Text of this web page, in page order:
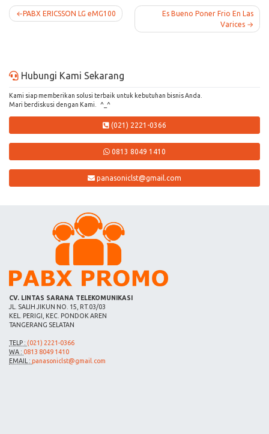
PostPABX ERICSSON LG eMG100
Es Bueno Poner Frio En Las
Varices
Hubungi Kami Sekarang
Kami siap memberikan solusi terbaik untuk kebutuhan bisnis Anda.
Mari berdiskusi dengan Kami. ^_^
(021) 2221-0366
0813 8049 1410
panasoniclst@gmail.com
CV. LINTAS SARANA TELEKOMUNIKASI
JL. SALIH JIKUN NO. 15, RT.03/03
KEL. PERIGI, KEC. PONDOK AREN
TANGERANG SELATAN
TELP : (021) 2221-0366
WA : 0813 8049 1410
EMAIL : panasoniclst@gmail.com